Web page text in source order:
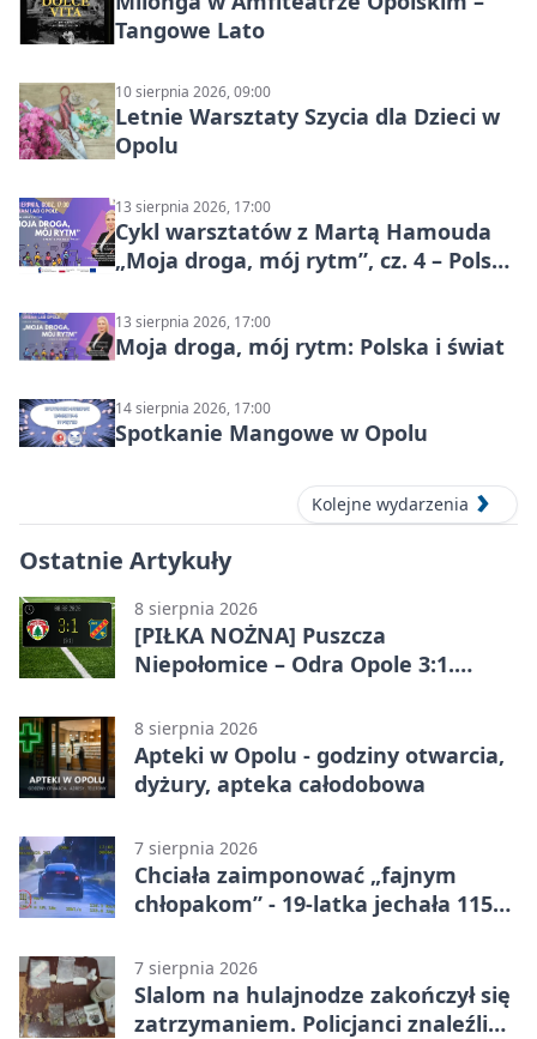
Tangowe Lato
10 sierpnia 2026, 09:00
Letnie Warsztaty Szycia dla Dzieci w
Opolu
13 sierpnia 2026, 17:00
Cykl warsztatów z Martą Hamouda
„Moja droga, mój rytm”, cz. 4 – Polska
13 sierpnia 2026, 17:00
Moja droga, mój rytm: Polska i świat
14 sierpnia 2026, 17:00
Spotkanie Mangowe w Opolu
Kolejne wydarzenia
Ostatnie Artykuły
8 sierpnia 2026
[PIŁKA NOŻNA] Puszcza
Niepołomice – Odra Opole 3:1.
ligi
8 sierpnia 2026
Apteki w Opolu - godziny otwarcia,
dyżury, apteka całodobowa
7 sierpnia 2026
Chciała zaimponować „fajnym
chłopakom” - 19-latka jechała 115
7 sierpnia 2026
Slalom na hulajnodze zakończył się
zatrzymaniem. Policjanci znaleźli